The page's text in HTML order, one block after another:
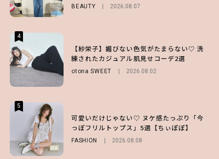
BEAUTY 2026.08.07
4
【紗栄子】媚びない色気がたまらない♡ 洗
練されたカジュアル肌見せコーデ2選
otona SWEET 2026.08.02
5
可愛いだけじゃない♡ ヌケ感たっぷり「今
っぽフリルトップス」5選【ちぃぽぽ】
FASHION 2026.08.08
LIFESTYLE 2026.07.31
4
【SNIDEL】長濱ねるとロマンティックトラ
ッドな秋はじめ｜2026秋の新作コーデ4選
FASHION Sponsored 2026.07.10
5
【ALD1】グループの魅力＆素顔に迫る♡ 一
問一答をお届け！【sweet web独占】
ENTERTAINMENT 2026.08.03
FASHION 2026.07.19
4
【ハローキティ】がスシローと初コラボ♡
第1弾の気になるメニュー＆限定グッズを総
チェック！
2026.07.31
5
月直伝♡ ドライシャンプー「バティスト」
を使ったプロ級スタイリング3選
Sponsored